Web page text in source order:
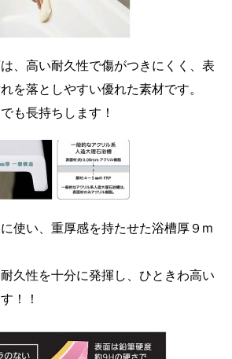
、高い耐久性で傷がつきにくく、表
を落としやすい優れた素材です。
も長持ちします！
使い、重厚感を持たせた浴槽厚９m
久性を十分に発揮し、ひときわ高い
！！